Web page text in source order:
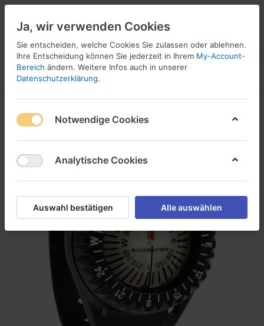
Menü Anmelden
16
Ja, wir verwenden Cookies
Sie entscheiden, welche Cookies Sie zulassen oder ablehnen.
Ihre Entscheidung können Sie jederzeit in Ihrem My-Account-
Bereich ändern. Weitere Infos auch in unserer
Datenschutzerklärung.
Notwendige Cookies
Analytische Cookies
Auswahl bestätigen Alle auswählen